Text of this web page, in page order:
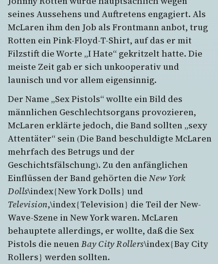
seines Aussehens und Auftretens engagiert. Als
McLaren ihm den Job als Frontmann anbot, trug
Rotten ein Pink-Floyd-T-Shirt, auf das er mit
Filzstift die Worte „I Hate“ gekritzelt hatte. Die
meiste Zeit gab er sich unkooperativ und
launisch und vor allem eigensinnig.
Der Name „Sex Pistols“ wollte ein Bild des
männlichen Geschlechtsorgans provozieren,
McLaren erklärte jedoch, die Band sollten „sexy
Attentäter“ sein (Die Band beschuldigte McLaren
mehrfach des Betrugs und der
Geschichtsfälschung). Zu den anfänglichen
Einflüssen der Band gehörten dieNew York
Dolls\index{New York Dolls} und
Television,\index{Television} die Teil der New-
Wave-Szene in New York waren. McLaren
behauptete allerdings, er wollte, daß die Sex
Pistols die neuenBay City Rollers\index{Bay City
Rollers} werden sollten.